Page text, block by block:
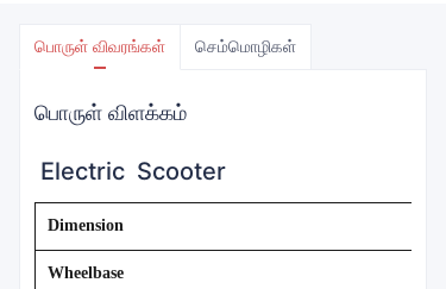
பொருள் விவரங்கள் செம்மொழிகள்
பொருள் விளக்கம்
Electric Scooter
Dimension
Wheelbase